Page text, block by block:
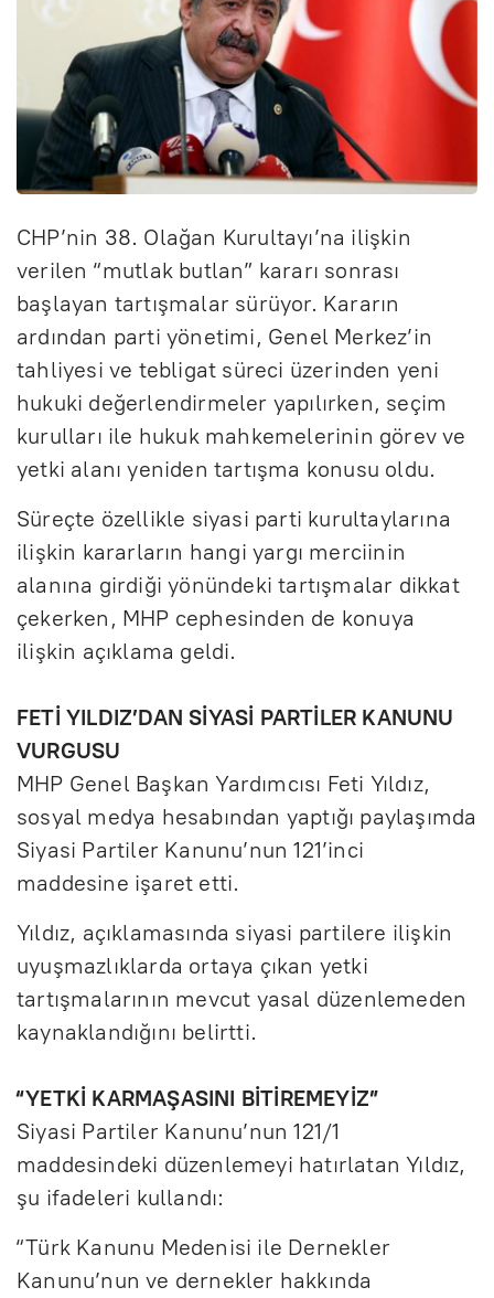
CHP’nin 38. Olağan Kurultayı’na ilişkin
verilen “mutlak butlan” kararı sonrası
başlayan tartışmalar sürüyor. Kararın
ardından parti yönetimi, Genel Merkez’in
tahliyesi ve tebligat süreci üzerinden yeni
hukuki değerlendirmeler yapılırken, seçim
kurulları ile hukuk mahkemelerinin görev ve
yetki alanı yeniden tartışma konusu oldu.
Süreçte özellikle siyasi parti kurultaylarına
ilişkin kararların hangi yargı merciinin
alanına girdiği yönündeki tartışmalar dikkat
çekerken, MHP cephesinden de konuya
ilişkin açıklama geldi.
FETİ YILDIZ’DAN SİYASİ PARTİLER KANUNU
VURGUSU
MHP Genel Başkan Yardımcısı Feti Yıldız,
sosyal medya hesabından yaptığı paylaşımda
Siyasi Partiler Kanunu’nun 121’inci
maddesine işaret etti.
Yıldız, açıklamasında siyasi partilere ilişkin
uyuşmazlıklarda ortaya çıkan yetki
tartışmalarının mevcut yasal düzenlemeden
kaynaklandığını belirtti.
“YETKİ KARMAŞASINI BİTİREMEYİZ”
Siyasi Partiler Kanunu’nun 121/1
maddesindeki düzenlemeyi hatırlatan Yıldız,
şu ifadeleri kullandı:
“Türk Kanunu Medenisi ile Dernekler
Kanunu’nun ve dernekler hakkında